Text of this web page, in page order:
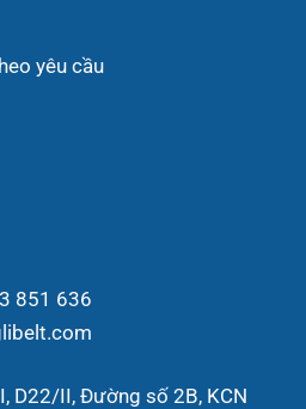
yêu cầu
851 636
D22/II, Đường số 2B, KCN